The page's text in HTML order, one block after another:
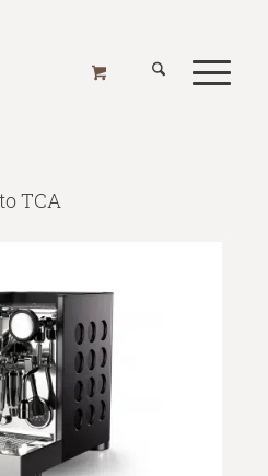
TCA
Rocket Appartamento TCA
TCA